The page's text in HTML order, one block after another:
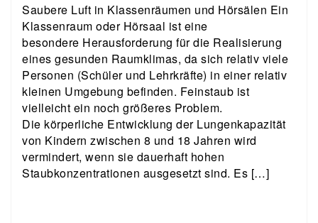
Saubere Luft in Klassenräumen und Hörsälen Ein
Klassenraum oder Hörsaal ist eine
besondere Herausforderung für die Realisierung
eines gesunden Raumklimas, da sich relativ viele
Personen (Schüler und Lehrkräfte) in einer relativ
kleinen Umgebung befinden. Feinstaub ist
vielleicht ein noch größeres Problem.
Die körperliche Entwicklung der Lungenkapazität
von Kindern zwischen 8 und 18 Jahren wird
vermindert, wenn sie dauerhaft hohen
Staubkonzentrationen ausgesetzt sind. Es […]